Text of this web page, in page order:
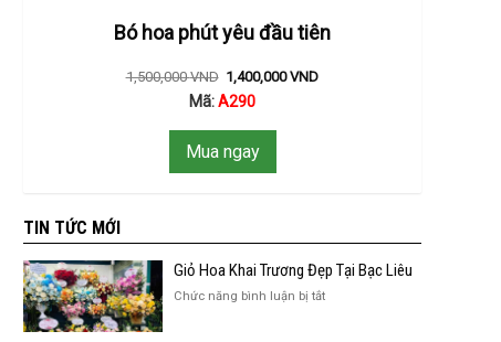
Bó hoa phút yêu đầu tiên
1,500,000VND 1,400,000VND
Mã:A290
Mua ngay
TIN TỨC MỚI
Giỏ Hoa Khai Trương Đẹp Tại Bạc Liêu
Chức năng bình luận bị tắtở